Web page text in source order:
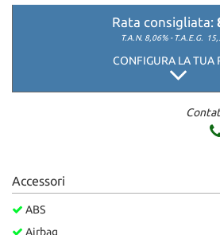
Rata consigliata:
T.A.N. 8,06% - T.A.E.G.
CONFIGURA LA TUA
Accessori
ABS
Airbag